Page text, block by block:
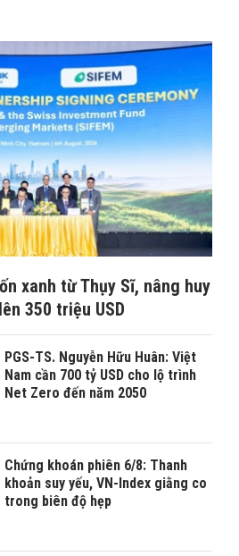
xanh từ Thụy Sĩ, nâng huy
350 triệu USD
PGS-TS. Nguyễn Hữu Huân: Việt
Nam cần 700 tỷ USD cho lộ trình
Net Zero đến năm 2050
Chứng khoán phiên 6/8: Thanh
khoản suy yếu, VN-Index giằng co
trong biên độ hẹp